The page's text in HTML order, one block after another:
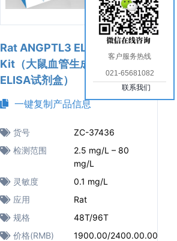
Rat ANGPTL3 ELISA
Kit（大鼠血管生成素样蛋白3
ELISA试剂盒）
一键复制产品信息
货号
ZC-37436
检测范围
2.5 mg/L – 80
mg/L
灵敏度
0.1 mg/L
应用
Rat
规格
48T/96T
价格(RMB)
1900.00/2400.00.00
客户服务热线
021-65681082
联系我们